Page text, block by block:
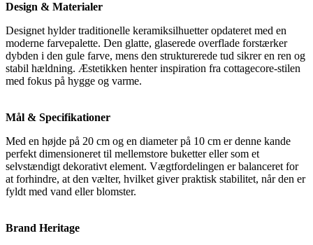
Design & Materialer
Designet hylder traditionelle keramiksilhuetter opdateret med en
moderne farvepalette. Den glatte, glaserede overflade forstærker
dybden i den gule farve, mens den strukturerede tud sikrer en ren og
stabil hældning. Æstetikken henter inspiration fra cottagecore-stilen
med fokus på hygge og varme.
Mål & Specifikationer
Med en højde på 20 cm og en diameter på 10 cm er denne kande
perfekt dimensioneret til mellemstore buketter eller som et
selvstændigt dekorativt element. Vægtfordelingen er balanceret for
at forhindre, at den vælter, hvilket giver praktisk stabilitet, når den er
fyldt med vand eller blomster.
Brand Heritage